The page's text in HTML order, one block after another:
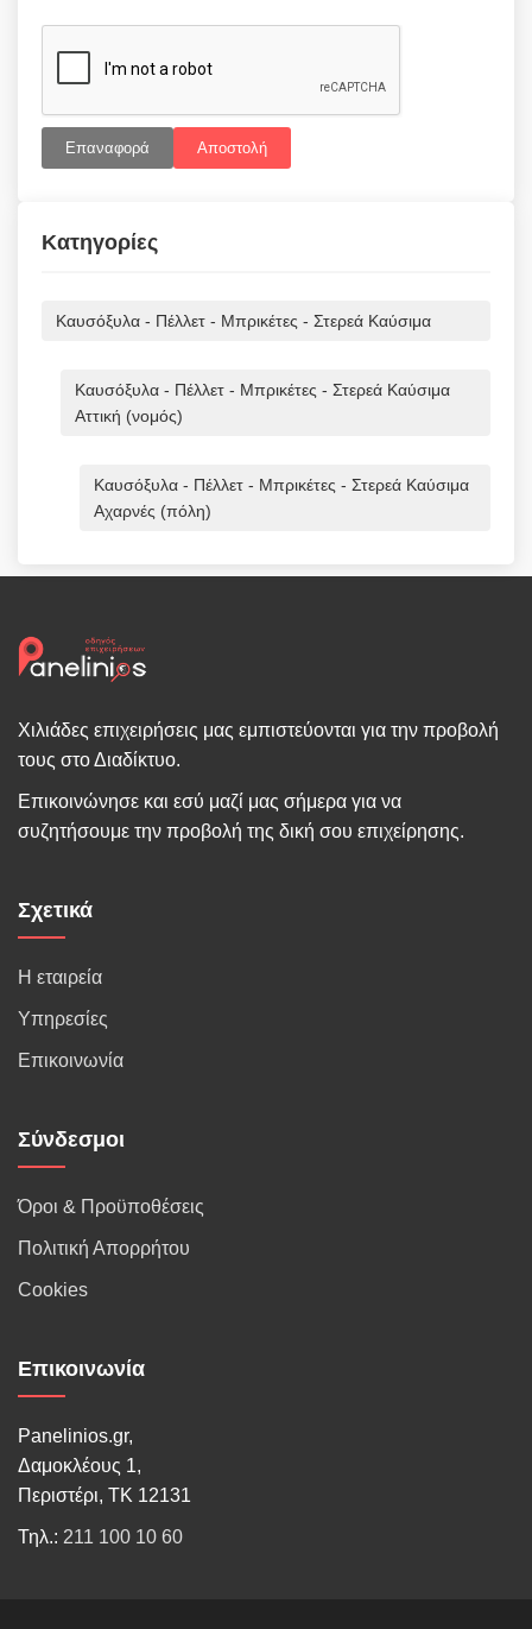
Επαναφορά Αποστολή
Κατηγορίες
Καυσόξυλα - Πέλλετ - Μπρικέτες - Στερεά Καύσιμα
Καυσόξυλα - Πέλλετ - Μπρικέτες - Στερεά Καύσιμα
Αττική (νομός)
Καυσόξυλα - Πέλλετ - Μπρικέτες - Στερεά Καύσιμα
Αχαρνές (πόλη)
Χιλιάδες επιχειρήσεις μας εμπιστεύονται για την προβολή
τους στο Διαδίκτυο.
Επικοινώνησε και εσύ μαζί μας σήμερα για να
συζητήσουμε την προβολή της δική σου επιχείρησης.
Σχετικά
Η εταιρεία
Υπηρεσίες
Επικοινωνία
Σύνδεσμοι
Όροι & Προϋποθέσεις
Πολιτική Απορρήτου
Cookies
Επικοινωνία
Panelinios.gr,
Δαμοκλέους 1,
Περιστέρι, ΤΚ 12131
Τηλ.: 211 100 10 60